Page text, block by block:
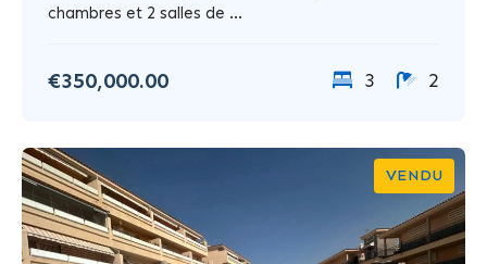
chambres et 2 salles de ...
€350,000.00 3 2
VENDU